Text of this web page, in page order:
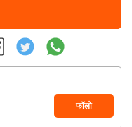
फॉलो